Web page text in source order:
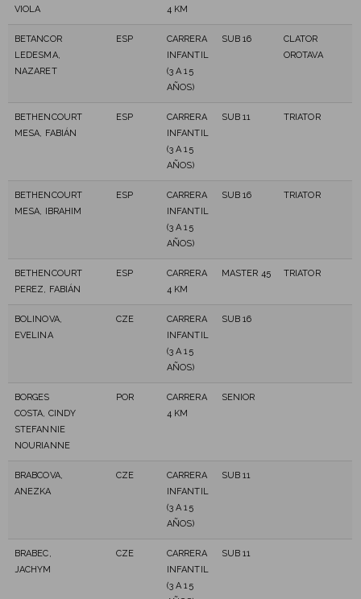
VIOLA
4 KM
BETANCOR
LEDESMA,
NAZARET
ESP
CARRERA
INFANTIL
(3 A 15
AÑOS)
SUB 16
CLATOR
OROTAVA
BETHENCOURT
MESA, FABIÁN
ESP
CARRERA
INFANTIL
(3 A 15
AÑOS)
SUB 11 TRIATOR
BETHENCOURT
MESA, IBRAHIM
ESP
CARRERA
INFANTIL
(3 A 15
AÑOS)
SUB 16 TRIATOR
BETHENCOURT
PEREZ, FABIÁN
ESP
CARRERA
4 KM
MASTER 45 TRIATOR
BOLINOVA,
EVELINA
CZE
CARRERA
INFANTIL
(3 A 15
AÑOS)
SUB 16
BORGES
COSTA, CINDY
STEFANNIE
NOURIANNE
POR
CARRERA
4 KM
SENIOR
BRABCOVA,
ANEZKA
CZE
CARRERA
INFANTIL
(3 A 15
AÑOS)
SUB 11
BRABEC,
JACHYM
CZE
CARRERA
INFANTIL
(3 A 15
SUB 11